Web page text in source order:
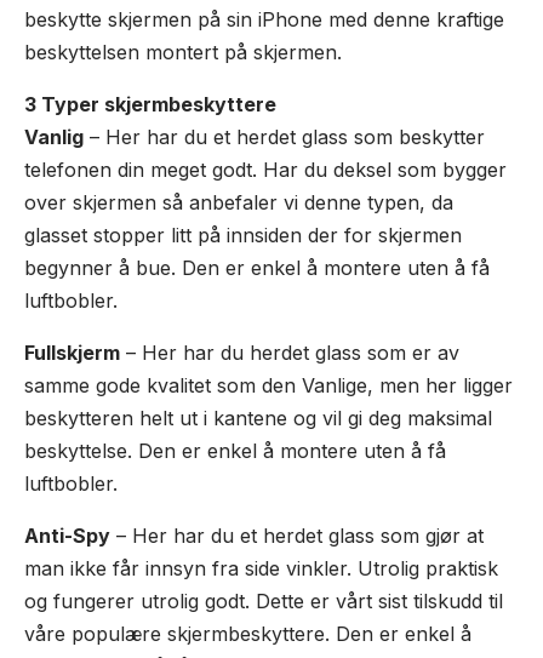
beskytte skjermen på sin iPhone med denne kraftige
beskyttelsen montert på skjermen.
3 Typer skjermbeskyttere
Vanlig – Her har du et herdet glass som beskytter
telefonen din meget godt. Har du deksel som bygger
over skjermen så anbefaler vi denne typen, da
glasset stopper litt på innsiden der for skjermen
begynner å bue. Den er enkel å montere uten å få
luftbobler.
Fullskjerm – Her har du herdet glass som er av
samme gode kvalitet som den Vanlige, men her ligger
beskytteren helt ut i kantene og vil gi deg maksimal
beskyttelse. Den er enkel å montere uten å få
luftbobler.
Anti-Spy – Her har du et herdet glass som gjør at
man ikke får innsyn fra side vinkler. Utrolig praktisk
og fungerer utrolig godt. Dette er vårt sist tilskudd til
våre populære skjermbeskyttere. Den er enkel å